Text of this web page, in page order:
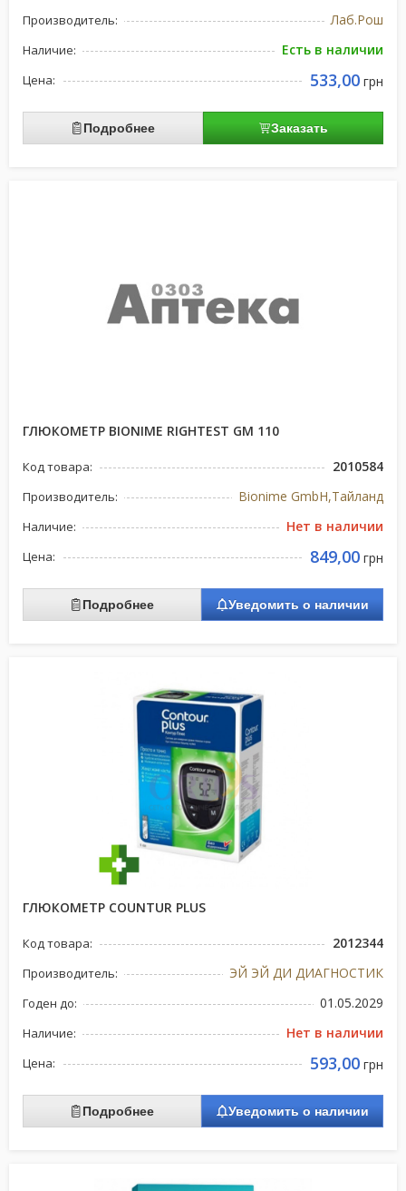
Производитель: Лаб.Рош
Наличие: Есть в наличии
Цена: 533,00 грн
Подробнее Заказать
ГЛЮКОМЕТР BIONIME RIGHTEST GM 110
Код товара: 2010584
Производитель: Bionime GmbH,Тайланд
Наличие: Нет в наличии
Цена: 849,00 грн
Подробнее Уведомить о наличии
ГЛЮКОМЕТР COUNTUR PLUS
Код товара: 2012344
Производитель: ЭЙ ЭЙ ДИ ДИАГНОСТИК
Годен до: 01.05.2029
Наличие: Нет в наличии
Цена: 593,00 грн
Подробнее Уведомить о наличии